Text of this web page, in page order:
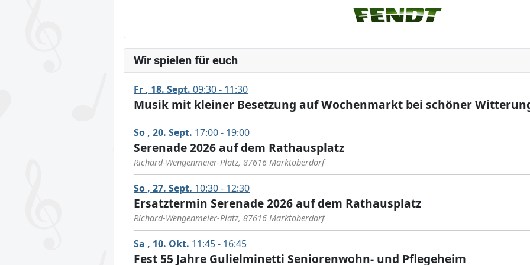
Wir spielen für euch
Fr 18 Sept. 09:30 - 11:30
Musik mit kleiner Besetzung auf Wochenmarkt bei schöner
So 20 Sept. 17:00 - 19:00
Serenade 2026 auf dem Rathausplatz
Richard-Wengenmeier-Platz, 87616 Marktoberdorf
So 27 Sept. 10:30 - 12:30
Ersatztermin Serenade 2026 auf dem Rathausplatz
Richard-Wengenmeier-Platz, 87616 Marktoberdorf
Sa 10 Okt. 11:45 - 16:45
Fest 55 Jahre Gulielminetti Seniorenwohn- und Pflegeheim